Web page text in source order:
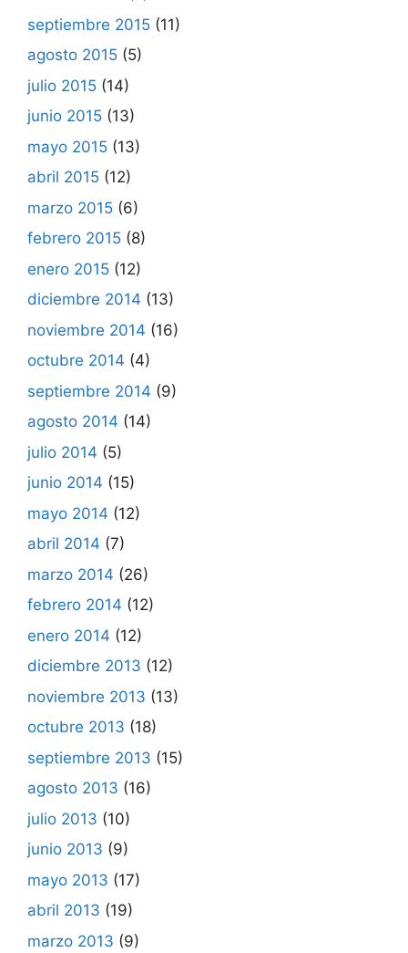
septiembre 2015 (11)
agosto 2015 (5)
julio 2015 (14)
junio 2015 (13)
mayo 2015 (13)
abril 2015 (12)
marzo 2015 (6)
febrero 2015 (8)
enero 2015 (12)
diciembre 2014 (13)
noviembre 2014 (16)
octubre 2014 (4)
septiembre 2014 (9)
agosto 2014 (14)
julio 2014 (5)
junio 2014 (15)
mayo 2014 (12)
abril 2014 (7)
marzo 2014 (26)
febrero 2014 (12)
enero 2014 (12)
diciembre 2013 (12)
noviembre 2013 (13)
octubre 2013 (18)
septiembre 2013 (15)
agosto 2013 (16)
julio 2013 (10)
junio 2013 (9)
mayo 2013 (17)
abril 2013 (19)
marzo 2013 (9)